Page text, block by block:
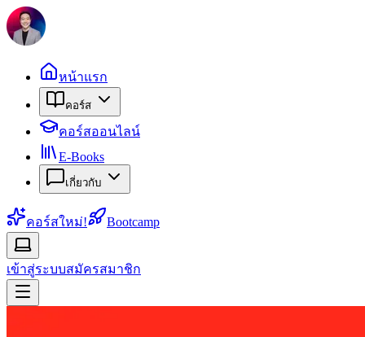
หน้าแรก
คอร์ส
คอร์สออนไลน์
E-Books
เกี่ยวกับ
คอร์สใหม่! Bootcamp
เข้าสู่ระบบสมัครสมาชิก